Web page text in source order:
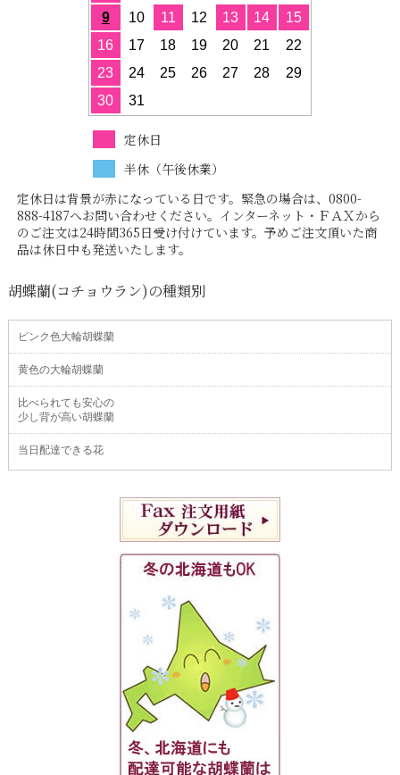
9 10 11 12 13 14
15
16
17 18 19 20 21
22
23
24 25 26 27 28
29
30
31
定休日
半休（午後休業）
定休日は背景が赤になっている日です。緊急の場合は、0800-
888-4187へお問い合わせください。インターネット・ＦＡＸから
のご注文は24時間365日受け付けています。予めご注文頂いた商
品は休日中も発送いたします。
胡蝶蘭(コチョウラン)の種類別
ピンク色大輪胡蝶蘭
黄色の大輪胡蝶蘭
比べられても安心の
少し背が高い胡蝶蘭
当日配達できる花